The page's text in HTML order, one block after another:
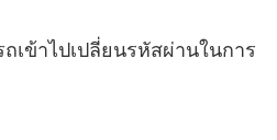
เข้าไปเปลี่ยนรหัสผ่านในการ